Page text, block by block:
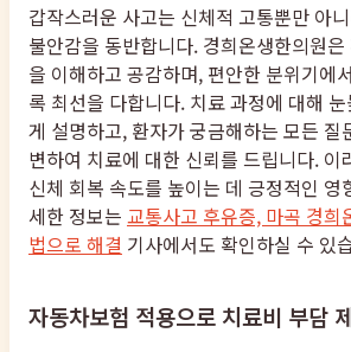
갑작스러운 사고는 신체적 고통뿐만 아
불안감을 동반합니다. 경희온생한의원
을 이해하고 공감하며, 편안한 분위기에
록 최선을 다합니다. 치료 과정에 대해
게 설명하고, 환자가 궁금해하는 모든 질
변하여 치료에 대한 신뢰를 드립니다. 이
신체 회복 속도를 높이는 데 긍정적인 영
세한 정보는 교통사고 후유증, 마곡 경희
법으로 해결 기사에서도 확인하실 수 있
자동차보험 적용으로 치료비 부담